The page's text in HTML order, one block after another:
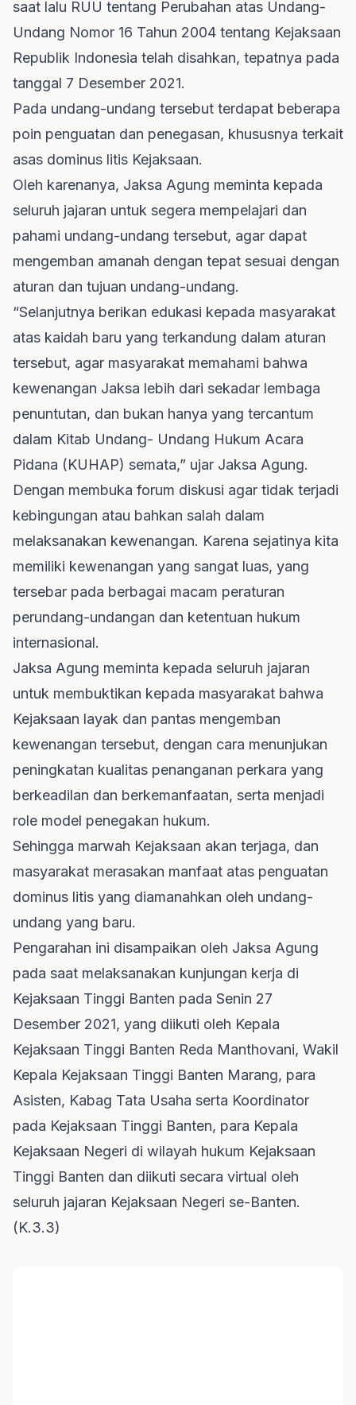
saat lalu RUU tentang Perubahan atas Undang-
Undang Nomor 16 Tahun 2004 tentang Kejaksaan
Republik Indonesia telah disahkan, tepatnya pada
tanggal 7 Desember 2021.
Pada undang-undang tersebut terdapat beberapa
poin penguatan dan penegasan, khususnya terkait
asas dominus litis Kejaksaan.
Oleh karenanya, Jaksa Agung meminta kepada
seluruh jajaran untuk segera mempelajari dan
pahami undang-undang tersebut, agar dapat
mengemban amanah dengan tepat sesuai dengan
aturan dan tujuan undang-undang.
“Selanjutnya berikan edukasi kepada masyarakat
atas kaidah baru yang terkandung dalam aturan
tersebut, agar masyarakat memahami bahwa
kewenangan Jaksa lebih dari sekadar lembaga
penuntutan, dan bukan hanya yang tercantum
dalam Kitab Undang- Undang Hukum Acara
Pidana (KUHAP) semata,” ujar Jaksa Agung.
Dengan membuka forum diskusi agar tidak terjadi
kebingungan atau bahkan salah dalam
melaksanakan kewenangan. Karena sejatinya kita
memiliki kewenangan yang sangat luas, yang
tersebar pada berbagai macam peraturan
perundang-undangan dan ketentuan hukum
internasional.
Jaksa Agung meminta kepada seluruh jajaran
untuk membuktikan kepada masyarakat bahwa
Kejaksaan layak dan pantas mengemban
kewenangan tersebut, dengan cara menunjukan
peningkatan kualitas penanganan perkara yang
berkeadilan dan berkemanfaatan, serta menjadi
role model penegakan hukum.
Sehingga marwah Kejaksaan akan terjaga, dan
masyarakat merasakan manfaat atas penguatan
dominus litis yang diamanahkan oleh undang-
undang yang baru.
Pengarahan ini disampaikan oleh Jaksa Agung
pada saat melaksanakan kunjungan kerja di
Kejaksaan Tinggi Banten pada Senin 27
Desember 2021, yang diikuti oleh Kepala
Kejaksaan Tinggi Banten Reda Manthovani, Wakil
Kepala Kejaksaan Tinggi Banten Marang, para
Asisten, Kabag Tata Usaha serta Koordinator
pada Kejaksaan Tinggi Banten, para Kepala
Kejaksaan Negeri di wilayah hukum Kejaksaan
Tinggi Banten dan diikuti secara virtual oleh
seluruh jajaran Kejaksaan Negeri se-Banten.
(K.3.3)